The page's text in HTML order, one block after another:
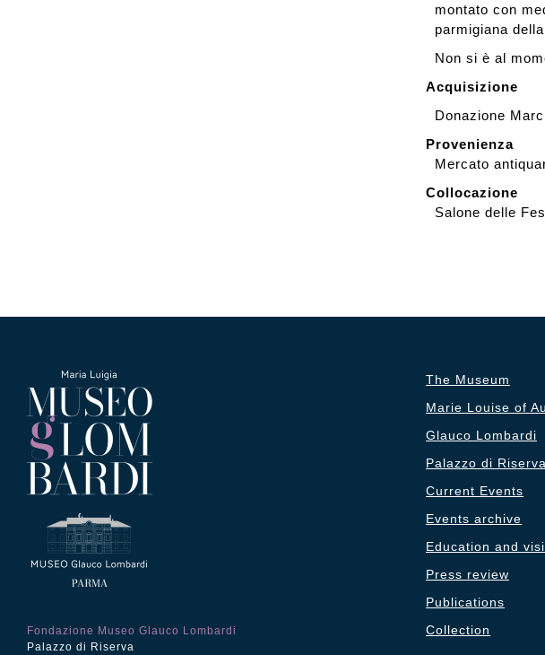
montato con
parmigiana
Non si è al
Acquisizione
Donazione
Provenienza
Mercato
Collocazione
Salone delle
Fondazione Museo Glauco Lombardi
Palazzo di Riserva
The Museum
Marie Louise of
Glauco Lombardi
Palazzo di Riserva
Current Events
Events archive
Education and
Press review
Publications
Collection